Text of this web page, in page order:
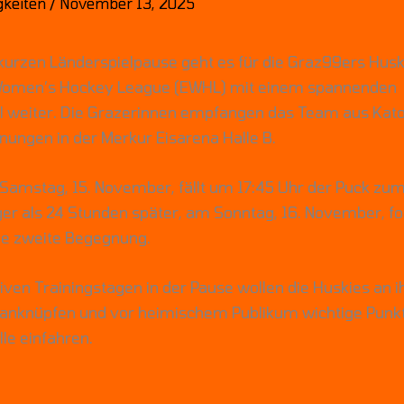
Länderspielpause geht es für die Graz99ers
Hockey League (EWHL) mit einem spannenden
weiter. Die Grazerinnen empfangen das Team aus
in der Merkur Eisarena Halle B.
15. November, fällt um 17:45 Uhr der Puck
als 24 Stunden später, am Sonntag, 16. November,
zweite Begegnung.
Trainingstagen in der Pause wollen die Huskies an
und vor heimischem Publikum wichtige
einfahren.